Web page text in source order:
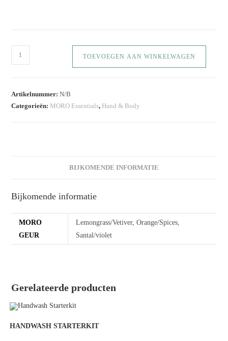
TOEVOEGEN AAN WINKELWAGEN
Artikelnummer:N/B
Categorieën: MORO Essentials, Hand & Body
BIJKOMENDE INFORMATIE
Bijkomende informatie
MORO
GEUR
Lemongrass/Vetiver, Orange/Spices,
Santal/violet
Gerelateerde producten
HANDWASH STARTERKIT